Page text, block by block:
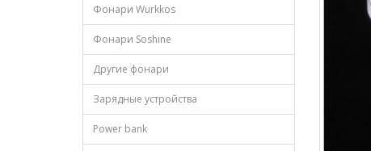
Фонари Wurkkos
Фонари Soshine
Другие фонари
Зарядные устройства
Power bank